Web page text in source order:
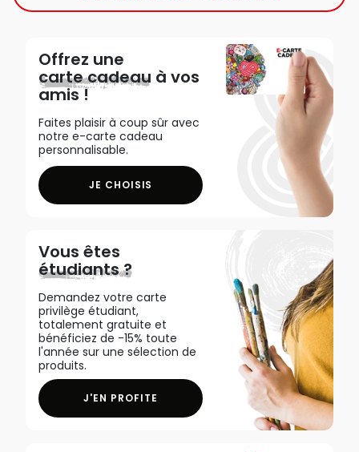
Offrez une
carte cadeau à vos
amis !
Faites plaisir à coup sûr avec
notre e-carte cadeau
personnalisable.
JE CHOISIS
Vous êtes
étudiants ?
Demandez votre carte
privilège étudiant,
totalement gratuite et
bénéficiez de -15% toute
l'année sur une sélection de
produits.
J'EN PROFITE